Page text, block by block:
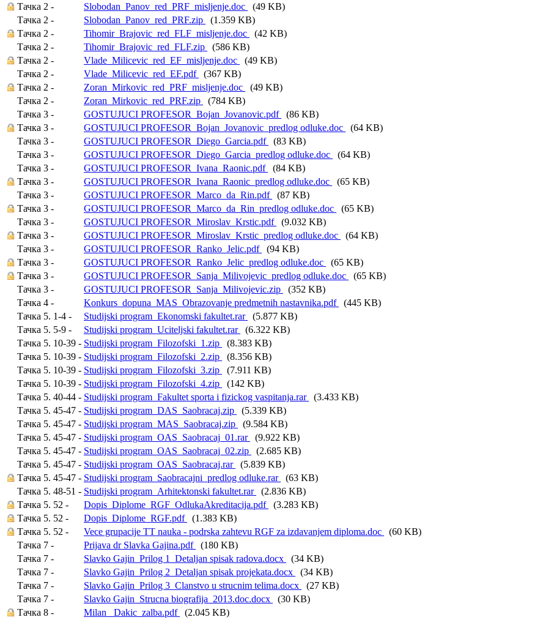
Тачка 2 -
Slobodan_Panov_red_PRF_misljenje.doc
(49 KB)
Тачка 2 -
Slobodan_Panov_red_PRF.zip
(1.359 KB)
Тачка 2 -
Tihomir_Brajovic_red_FLF_misljenje.doc
(42 KB)
Тачка 2 -
Tihomir_Brajovic_red_FLF.zip
(586 KB)
Тачка 2 -
Vlade_Milicevic_red_EF_misljenje.doc
(49 KB)
Тачка 2 -
Vlade_Milicevic_red_EF.pdf
(367 KB)
Тачка 2 -
Zoran_Mirkovic_red_PRF_misljenje.doc
(49 KB)
Тачка 2 -
Zoran_Mirkovic_red_PRF.zip
(784 KB)
Тачка 3 -
GOSTUJUCI PROFESOR_Bojan_Jovanovic.pdf
(86 KB)
Тачка 3 -
GOSTUJUCI PROFESOR_Bojan_Jovanovic_predlog odluke.doc
(64 KB)
Тачка 3 -
GOSTUJUCI PROFESOR_Diego_Garcia.pdf
(83 KB)
Тачка 3 -
GOSTUJUCI PROFESOR_Diego_Garcia_predlog odluke.doc
(64 KB)
Тачка 3 -
GOSTUJUCI PROFESOR_Ivana_Raonic.pdf
(84 KB)
Тачка 3 -
GOSTUJUCI PROFESOR_Ivana_Raonic_predlog odluke.doc
(65 KB)
Тачка 3 -
GOSTUJUCI PROFESOR_Marco_da_Rin.pdf
(87 KB)
Тачка 3 -
GOSTUJUCI PROFESOR_Marco_da_Rin_predlog odluke.doc
(65 KB)
Тачка 3 -
GOSTUJUCI PROFESOR_Miroslav_Krstic.pdf
(9.032 KB)
Тачка 3 -
GOSTUJUCI PROFESOR_Miroslav_Krstic_predlog odluke.doc
(64 KB)
Тачка 3 -
GOSTUJUCI PROFESOR_Ranko_Jelic.pdf
(94 KB)
Тачка 3 -
GOSTUJUCI PROFESOR_Ranko_Jelic_predlog odluke.doc
(65 KB)
Тачка 3 -
GOSTUJUCI PROFESOR_Sanja_Milivojevic_predlog odluke.doc
(65 KB)
Тачка 3 -
GOSTUJUCI PROFESOR_Sanja_Milivojevic.zip
(352 KB)
Тачка 4 -
Konkurs_dopuna_MAS_Obrazovanje predmetnih nastavnika.pdf
(445 KB)
Тачка 5. 1-4 -
Studijski program_Ekonomski fakultet.rar
(5.877 KB)
Тачка 5. 5-9 -
Studijski program_Uciteljski fakultet.rar
(6.322 KB)
Тачка 5. 10-39 - Studijski program_Filozofski_1.zip
(8.383 KB)
Тачка 5. 10-39 - Studijski program_Filozofski_2.zip
(8.356 KB)
Тачка 5. 10-39 - Studijski program_Filozofski_3.zip
(7.911 KB)
Тачка 5. 10-39 - Studijski program_Filozofski_4.zip
(142 KB)
Тачка 5. 40-44 - Studijski program_Fakultet sporta i fizickog vaspitanja.rar
(3.433 KB)
Тачка 5. 45-47 - Studijski program_DAS_Saobracaj.zip
(5.339 KB)
Тачка 5. 45-47 - Studijski program_MAS_Saobracaj.zip
(9.584 KB)
Тачка 5. 45-47 - Studijski program_OAS_Saobracaj_01.rar
(9.922 KB)
Тачка 5. 45-47 - Studijski program_OAS_Saobracaj_02.zip
(2.685 KB)
Тачка 5. 45-47 - Studijski program_OAS_Saobracaj.rar
(5.839 KB)
Тачка 5. 45-47 - Studijski program_Saobracajni_predlog odluke.rar
(63 KB)
Тачка 5. 48-51 - Studijski program_Arhitektonski fakultet.rar
(2.836 KB)
Тачка 5. 52 -
Dopis_Diplome_RGF_OdlukaAkreditacija.pdf
(3.283 KB)
Тачка 5. 52 -
Dopis_Diplome_RGF.pdf
(1.383 KB)
Тачка 5. 52 -
Vece grupacije TT nauka - podrska zahtevu RGF za izdavanjem diploma.doc
(60 KB)
Тачка 7 -
Prijava dr Slavka Gajina.pdf
(180 KB)
Тачка 7 -
Slavko Gajin_Prilog 1_Detaljan spisak radova.docx
(34 KB)
Тачка 7 -
Slavko Gajin_Prilog 2_Detaljan spisak projekata.docx
(34 KB)
Тачка 7 -
Slavko Gajin_Prilog 3_Clanstvo u strucnim telima.docx
(27 KB)
Тачка 7 -
Slavko Gajin_Strucna biografija_2013.doc.docx
(30 KB)
Тачка 8 -
Milan_ Dakic_zalba.pdf (2.045 KB)